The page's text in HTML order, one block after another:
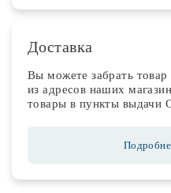
Доставка
Вы можете забрать
из адресов наших
товары в пункты выдачи